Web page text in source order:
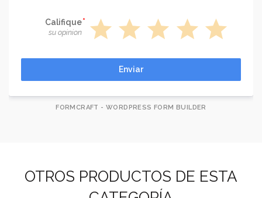
Califique
su opinion star star star star star
Enviar
FORMCRAFT - WORDPRESS FORM BUILDER
OTROS PRODUCTOS DE ESTA